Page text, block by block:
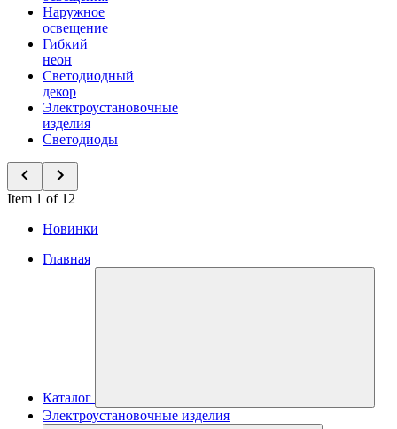
Наружное
освещение
Гибкий
неон
Светодиодный
декор
Электроустановочные
изделия
Светодиоды
Item 1 of 12
Новинки
Главная
Каталог
Электроустановочные изделия